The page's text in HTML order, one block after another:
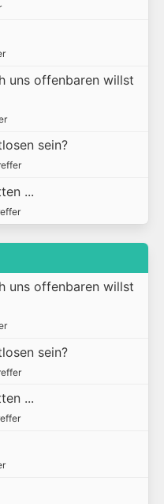
uns offenbaren willst
sein?
...
uns offenbaren willst
sein?
...